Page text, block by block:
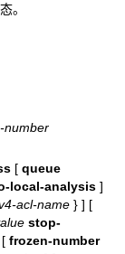
。
number
[queue
local-analysis]
acl-name} ] [
stop-
[ frozen-number